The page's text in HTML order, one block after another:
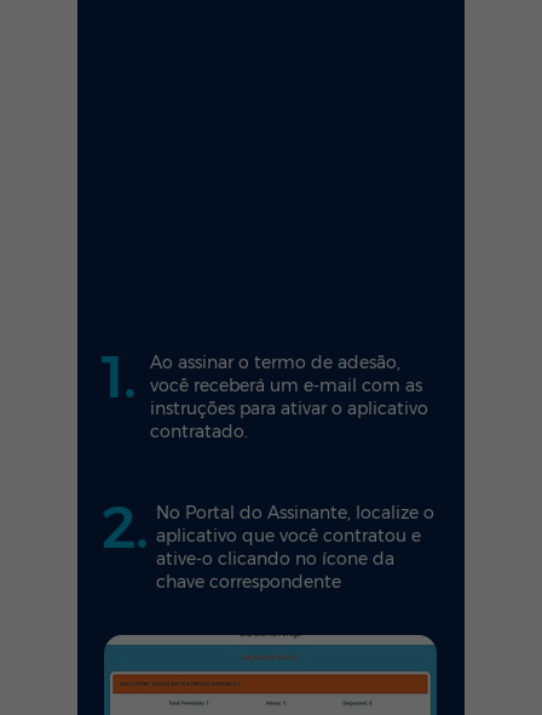
1.
Ao assinar o termo de adesão,
você receberá um e-mail com as
instruções para ativar o aplicativo
contratado.
2. No Portal do Assinante, localize o
aplicativo que você contratou e
ative-o clicando no ícone da
chave correspondente